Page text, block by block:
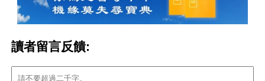
讀者留言反饋: